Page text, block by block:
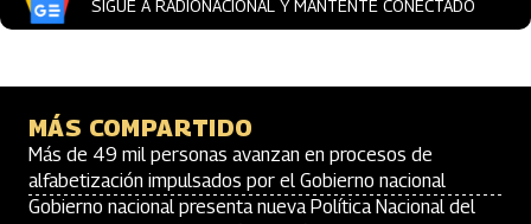
SIGUE A RADIONACIONAL Y MANTENTE CONECTADO
MÁS COMPARTIDO
Más de 49 mil personas avanzan en procesos de
alfabetización impulsados por el Gobierno nacional
Gobierno nacional presenta nueva Política Nacional del